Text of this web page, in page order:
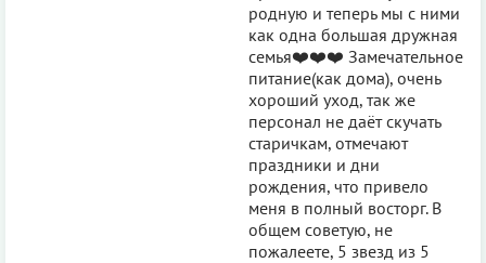
родную и теперь мы с ними
как одна большая дружная
семья❤️❤️❤️ Замечательное
питание(как дома), очень
хороший уход, так же
персонал не даёт скучать
старичкам, отмечают
праздники и дни
рождения, что привело
меня в полный восторг. В
общем советую, не
пожалеете, 5 звезд из 5